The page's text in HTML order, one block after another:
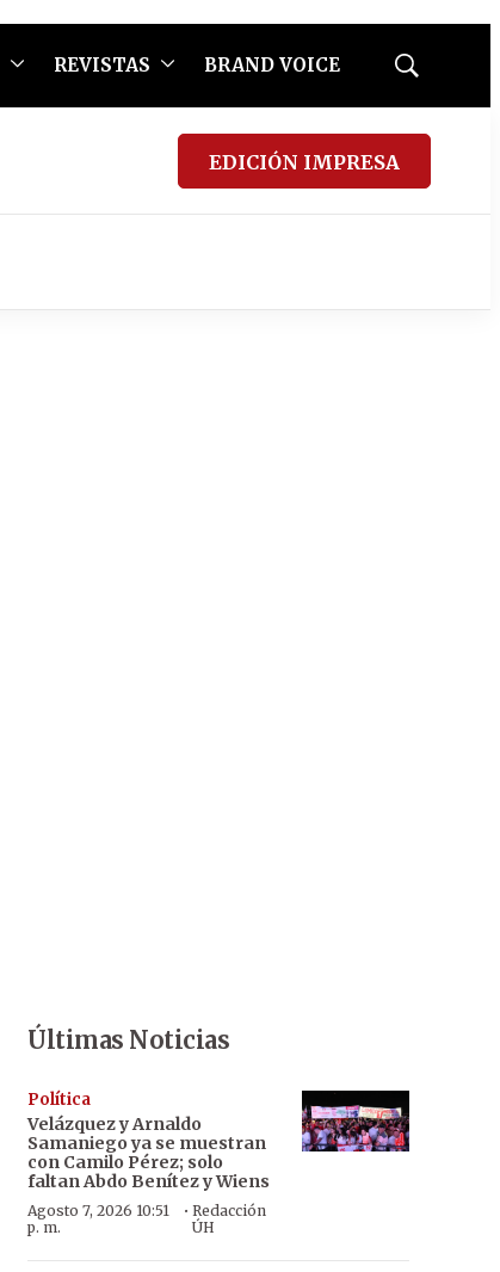
REVISTAS BRAND VOICE
Mostrar
EDICIÓN IMPRESA
Últimas Noticias
Política
Velázquez y Arnaldo
Samaniego ya se muestran
con Camilo Pérez; solo
faltan Abdo Benítez y Wiens
Agosto 7, 2026 10:51
p. m.
·Redacción
ÚH